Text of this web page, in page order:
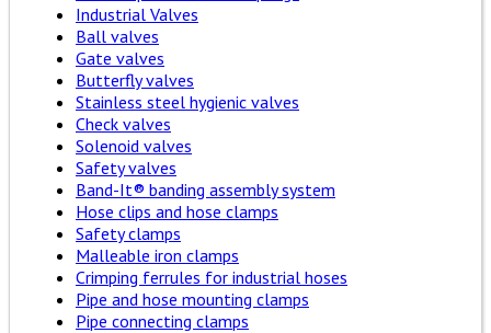
Industrial Valves
Ball valves
Gate valves
Butterfly valves
Stainless steel hygienic valves
Check valves
Solenoid valves
Safety valves
Band-It® banding assembly system
Hose clips and hose clamps
Safety clamps
Malleable iron clamps
Crimping ferrules for industrial hoses
Pipe and hose mounting clamps
Pipe connecting clamps